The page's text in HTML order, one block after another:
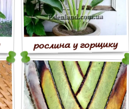
рослина у горщику